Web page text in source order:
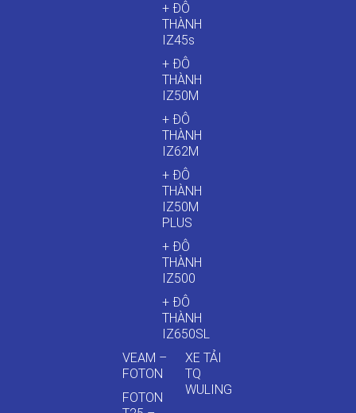
+ ĐÔ
THÀNH
IZ45s
+ ĐÔ
THÀNH
IZ50M
+ ĐÔ
THÀNH
IZ62M
+ ĐÔ
THÀNH
IZ50M
PLUS
+ ĐÔ
THÀNH
IZ500
+ ĐÔ
THÀNH
IZ650SL
VEAM –
FOTON
FOTON
XE TẢI
TQ
WULING